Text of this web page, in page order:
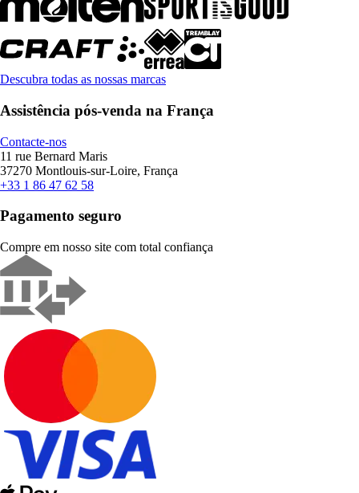
Descubra todas as nossas marcas
Assistência pós-venda na França
Contacte-nos
11 rue Bernard Maris
37270 Montlouis-sur-Loire, França
+33 1 86 47 62 58
Pagamento seguro
Compre em nosso site com total confiança